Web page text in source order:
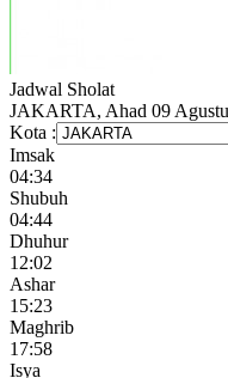
Jadwal Sholat
JAKARTA, Ahad 09
Kota :
Imsak
04:34
Shubuh
04:44
Dhuhur
12:02
Ashar
15:23
Maghrib
17:58
Isya